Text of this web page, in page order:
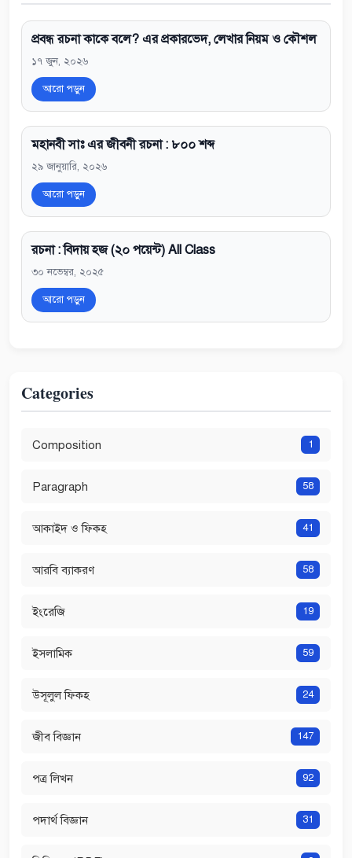
প্রবন্ধ রচনা কাকে বলে? এর প্রকারভেদ, লেখার নিয়ম ও কৌশল
১৭ জুন, ২০২৬
আরো পড়ুন
মহানবী সাঃ এর জীবনী রচনা : ৮০০ শব্দ
২৯ জানুয়ারি, ২০২৬
আরো পড়ুন
রচনা : বিদায় হজ (২০ পয়েন্ট) All Class
৩০ নভেম্বর, ২০২৫
আরো পড়ুন
Categories
Composition 1
Paragraph 58
আকাইদ ও ফিকহ 41
আরবি ব্যাকরণ 58
ইংরেজি 19
ইসলামিক 59
উসূলুল ফিকহ 24
জীব বিজ্ঞান 147
পত্র লিখন 92
পদার্থ বিজ্ঞান 31